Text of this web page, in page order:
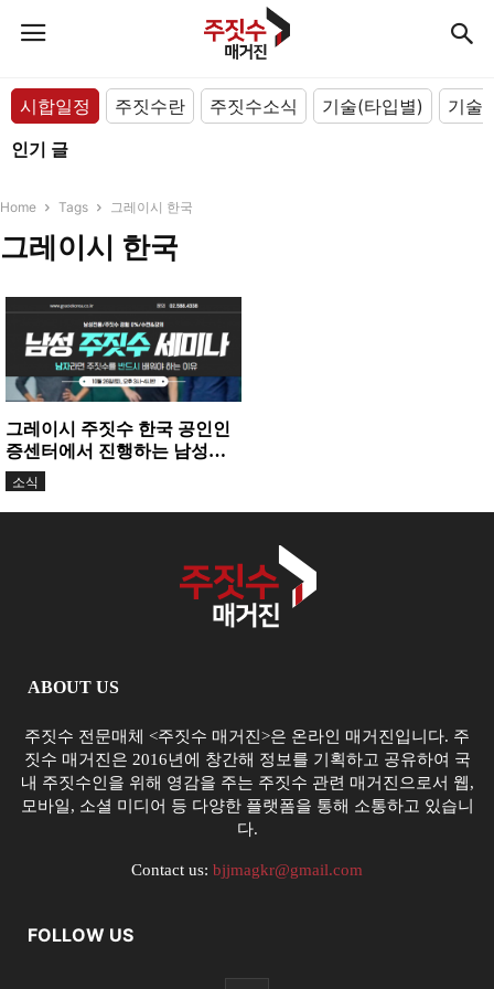
시합일정 주짓수란 주짓수소식 기술(타입별)
기술
인기 글
Home Tags 그레이시 한국
그레이시 한국
그레이시 주짓수 한국 공인인
증센터에서 진행하는 남성전
용 세미나!
소식
ABOUT US
주짓수 전문매체 <주짓수 매거진>은 온라인 매거진입니다. 주
짓수 매거진은 2016년에 창간해 정보를 기획하고 공유하여 국
내 주짓수인을 위해 영감을 주는 주짓수 관련 매거진으로서 웹,
모바일, 소셜 미디어 등 다양한 플랫폼을 통해 소통하고 있습니
다.
Contact us: bjjmagkr@gmail.com
FOLLOW US